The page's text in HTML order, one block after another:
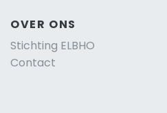
OVER ONS
Stichting ELBHO
Contact